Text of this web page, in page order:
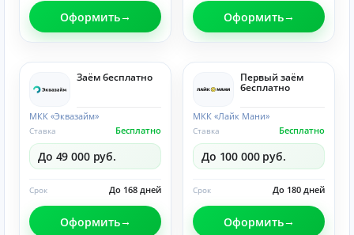
Оформить Оформить
Заём бесплатно
МКК «Эквазайм»
Бесплатно
Ставка
До 49 000 руб.
До 168 дней
Срок
Оформить
Первый заём
бесплатно
МКК «Лайк Мани»
Бесплатно
Ставка
До 100 000 руб.
До 180 дней
Срок
Оформить